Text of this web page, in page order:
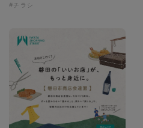
#チラシ